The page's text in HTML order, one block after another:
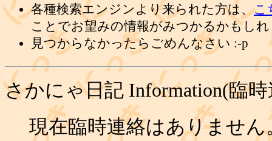
各種検索エンジンより来られた方は、こ
ことでお望みの情報がみつかるかもし
見つからなかったらごめんなさい :-p
さかにゃ日記 Information(臨
現在臨時連絡はありませ